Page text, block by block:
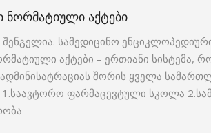
ᲐᲥᲢᲔᲑᲘ
სამედიცინო
აქტები – ერთიანი სისტემა,
შორის ყველა
ფარმაცევტული სკოლა